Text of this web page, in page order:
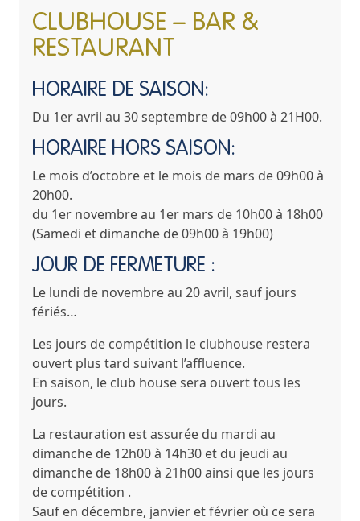
CLUBHOUSE – BAR &
RESTAURANT
HORAIRE DE SAISON:
Du 1er avril au 30 septembre de 09h00 à 21H00.
HORAIRE HORS SAISON:
Le mois d’octobre et le mois de mars de 09h00 à
20h00.
du 1er novembre au 1er mars de 10h00 à 18h00
(Samedi et dimanche de 09h00 à 19h00)
JOUR DE FERMETURE :
Le lundi de novembre au 20 avril, sauf jours
fériés…
Les jours de compétition le clubhouse restera
ouvert plus tard suivant l’affluence.
En saison, le club house sera ouvert tous les
jours.
La restauration est assurée du mardi au
dimanche de 12h00 à 14h30 et du jeudi au
dimanche de 18h00 à 21h00 ainsi que les jours
de compétition .
Sauf en décembre, janvier et février où ce sera